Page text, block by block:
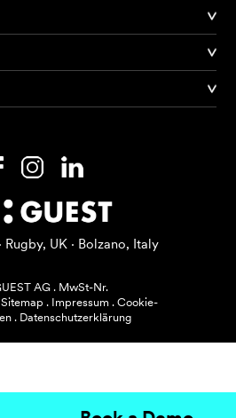
Rugby, UK · Bolzano, Italy
AG . MwSt-Nr.
Sitemap . Impressum . Cookie-
. Datenschutzerklärung